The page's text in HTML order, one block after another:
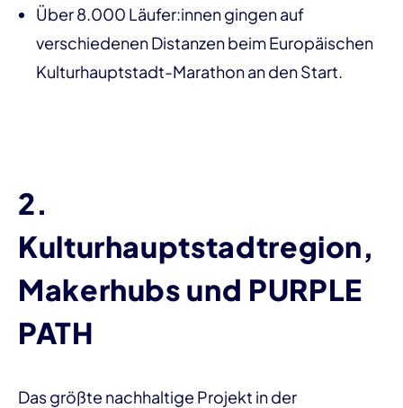
Über 8.000 Läufer:innen gingen auf
verschiedenen Distanzen beim Europäischen
Kulturhauptstadt-Marathon an den Start.
2.
Kulturhauptstadtregion,
Makerhubs und PURPLE
PATH
Das größte nachhaltige Projekt in der